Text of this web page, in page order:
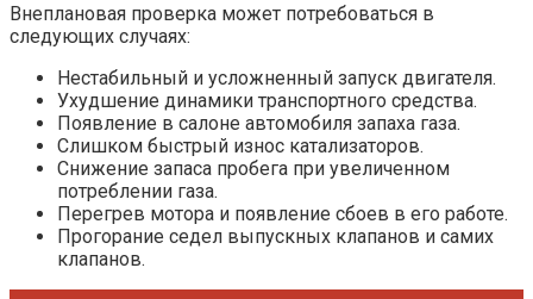
Внеплановая проверка может потребоваться в
следующих случаях:
Нестабильный и усложненный запуск двигателя.
Ухудшение динамики транспортного средства.
Появление в салоне автомобиля запаха газа.
Слишком быстрый износ катализаторов.
Снижение запаса пробега при увеличенном
потреблении газа.
Перегрев мотора и появление сбоев в его работе.
Прогорание седел выпускных клапанов и самих
клапанов.